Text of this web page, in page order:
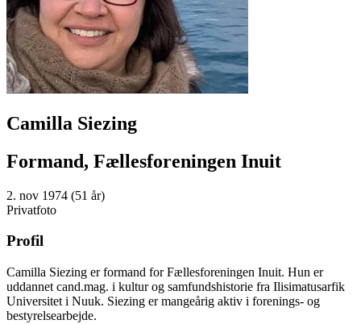
Camilla Siezing
Formand, Fællesforeningen Inuit
2. nov 1974 (51 år)
Privatfoto
Profil
Camilla Siezing er formand for Fællesforeningen Inuit. Hun er
uddannet cand.mag. i kultur og samfundshistorie fra Ilisimatusarfik
Universitet i Nuuk. Siezing er mangeårig aktiv i forenings- og
bestyrelsearbejde.